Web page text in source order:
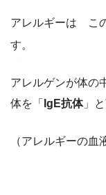
アレルギーは こ
す。
アレルゲンが体の
体を「 IgE抗体」と
（アレルギーの血